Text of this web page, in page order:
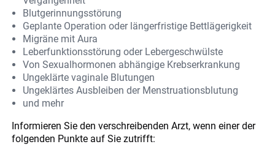
Blutgerinnungsstörung
Geplante Operation oder längerfristige Bettlägerigkeit
Migräne mit Aura
Leberfunktionsstörung oder Lebergeschwülste
Von Sexualhormonen abhängige Krebserkrankung
Ungeklärte vaginale Blutungen
Ungeklärtes Ausbleiben der Menstruationsblutung
und mehr
Informieren Sie den verschreibenden Arzt, wenn einer der
folgenden Punkte auf Sie zutrifft: